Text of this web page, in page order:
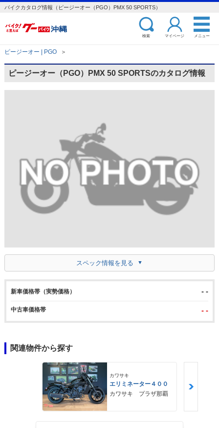
バイクカタログ情報（ピージーオー（PGO）PMX 50 SPORTS）
検索 マイページ メニュー
ピージーオー | PGO ＞
ピージーオー（PGO）PMX 50 SPORTSのカタログ情報
スペック情報を見る
新車価格帯（実勢価格） - -
中古車価格帯 - -
関連物件から探す
カワサキ
エリミネーター４００
カワサキ プラザ那覇